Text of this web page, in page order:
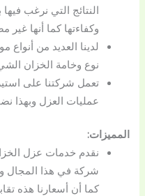
النتائج التي نرغب
وكفاءتها كما أنها غير
لدينا العديد من
نوع وخامة الخزان
تعمل شركتنا على
عمليات العزل وبهذا
المميزات:
نقدم خدمات عزل
شركة في هذا المجال
كما أن أسعارنا هذه